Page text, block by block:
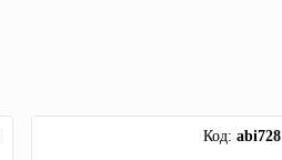
Код:abi728